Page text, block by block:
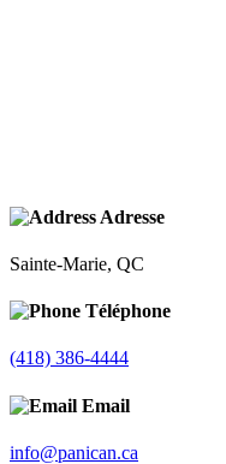
Adresse
Sainte-Marie, QC
Téléphone
(418) 386-4444
Email
info@panican.ca